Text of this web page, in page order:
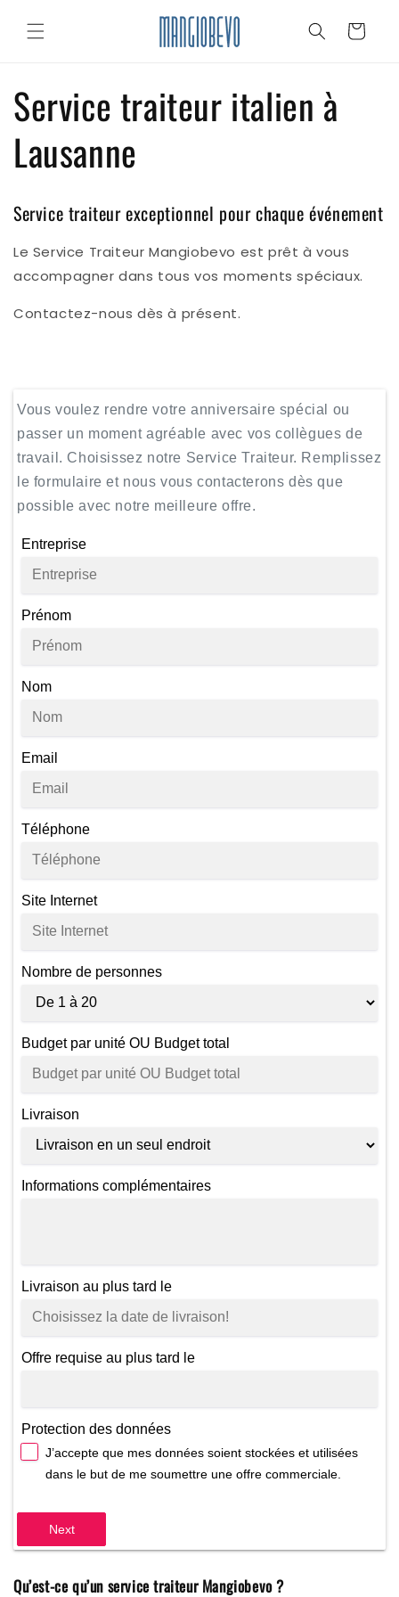
passer
au
Panier
Service traiteur italien à
Lausanne
Service traiteur exceptionnel pour chaque événement
Le Service Traiteur Mangiobevo est prêt à vous
accompagner dans tous vos moments spéciaux.
Contactez-nous dès à présent.
Vous voulez rendre votre anniversaire spécial ou
passer un moment agréable avec vos collègues de
travail. Choisissez notre Service Traiteur. Remplissez
le formulaire et nous vous contacterons dès que
possible avec notre meilleure offre.
Entreprise
Prénom
Nom
Email
Téléphone
Site Internet
Nombre de personnes
Budget par unité OU Budget total
Livraison
Informations complémentaires
Livraison au plus tard le
Offre requise au plus tard le
Protection des données
J’accepte que mes données soient stockées et utilisées
dans le but de me soumettre une offre commerciale.
Next
Qu’est-ce qu’un service traiteur Mangiobevo ?